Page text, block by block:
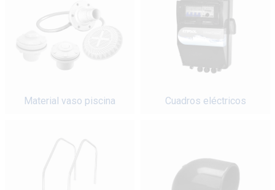
Material vaso piscina Cuadros eléctricos